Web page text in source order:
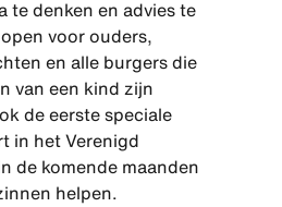
te denken en advies te
voor ouders,
en alle burgers die
van een kind zijn
de eerste speciale
in het Verenigd
de komende maanden
helpen.